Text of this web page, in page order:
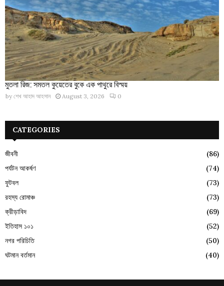
মুতলা রিজ: সমতল কুয়েতের বুকে এক পাথুরে বিস্ময়
by শেখ আহাদ আহসান August 3, 2026 0
CATEGORIES
জীবনী
(86)
পর্যটন আকর্ষণ
(74)
ফুটবল
(73)
রহস্য রোমাঞ্চ
(73)
ক্রীড়াবিদ
(69)
ইতিহাস ১০১
(52)
নগর পরিচিতি
(50)
ঘটমান বর্তমান
(40)